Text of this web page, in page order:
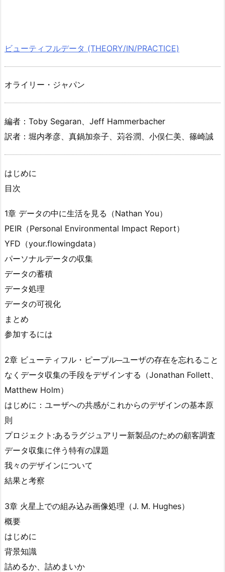
ビューティフルデータ (THEORY/IN/PRACTICE)
オライリー・ジャパン
編者：Toby Segaran、Jeff Hammerbacher
訳者：堀内孝彦、真鍋加奈子、苅谷潤、小俣仁美、篠崎誠
はじめに
目次
1章 データの中に生活を見る（Nathan You）
PEIR（Personal Environmental Impact Report）
YFD（your.flowingdata）
パーソナルデータの収集
データの蓄積
データ処理
データの可視化
まとめ
参加するには
2章 ビューティフル・ピープル─ユーザの存在を忘れること
なくデータ収集の手段をデザインする（Jonathan Follett、
Matthew Holm）
はじめに：ユーザへの共感がこれからのデザインの基本原
則
プロジェクト:あるラグジュアリー新製品のための顧客調査
データ収集に伴う特有の課題
我々のデザインについて
結果と考察
3章 火星上での組み込み画像処理（J. M. Hughes）
概要
はじめに
背景知識
詰めるか、詰めまいか